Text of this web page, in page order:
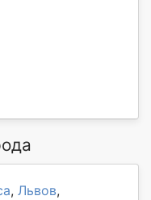
, Львов,